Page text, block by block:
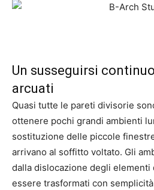
Un susseguirsi
arcuati
Quasi tutte le pareti divisorie
ottenere pochi grandi ambienti
sostituzione delle piccole
arrivano al soffitto voltato. Gli
dalla dislocazione degli elementi
essere trasformati con